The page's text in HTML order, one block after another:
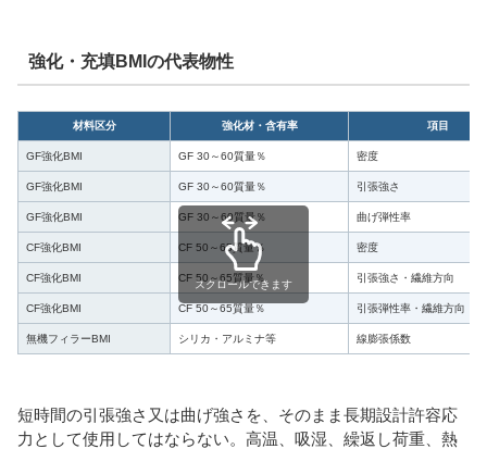
強化・充填BMIの代表物性
材料区分 強化材・含有率 項目
GF強化BMI GF 30～60質量％ 密度
GF強化BMI GF 30～60質量％ 引張強さ
GF強化BMI GF 30～60質量％ 曲げ弾性率
CF強化BMI CF 50～65質量％ 密度
CF強化BMI CF 50～65質量％ 引張強さ・繊維方向
CF強化BMI CF 50～65質量％ 引張弾性率・繊維方向
無機フィラーBMI シリカ・アルミナ等 線膨張係数
スクロールできます
短時間の引張強さ又は曲げ強さを、そのまま長期設計許容応
力として使用してはならない。高温、吸湿、繰返し荷重、熱